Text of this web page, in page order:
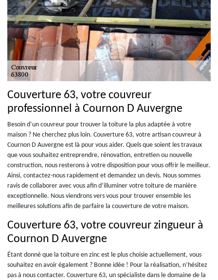
Couverture 63, votre couvreur
professionnel à Cournon D Auvergne
Besoin d’un couvreur pour trouver la toiture la plus adaptée à votre
maison ? Ne cherchez plus loin. Couverture 63, votre artisan couvreur à
Cournon D Auvergne est là pour vous aider. Quels que soient les travaux
que vous souhaitez entreprendre, rénovation, entretien ou nouvelle
construction, nous resterons à votre disposition pour vous offrir le meilleur.
Ainsi, contactez-nous rapidement et demandez un devis. Nous sommes
ravis de collaborer avec vous afin d’illuminer votre toiture de manière
exceptionnelle. Nous viendrons vers vous pour trouver ensemble les
meilleures solutions afin de parfaire la couverture de votre maison.
Couverture 63, votre couvreur zingueur à
Cournon D Auvergne
Étant donné que la toiture en zinc est le plus choisie actuellement, vous
souhaitez en avoir également ? Bonne idée ! Pour la réalisation, n’hésitez
pas à nous contacter. Couverture 63, un spécialiste dans le domaine de la